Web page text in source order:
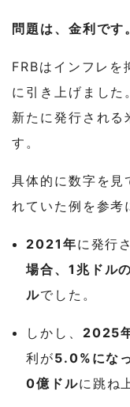
問題は、金利です
FRBはインフレを
に引き上げました
新たに発行される
す。
具体的に数字を見
れていた例を参考
2021年に発行
場合、1兆ドル
ルでした。
しかし、 2025
利が5.0% にな
0億ドルに跳ね